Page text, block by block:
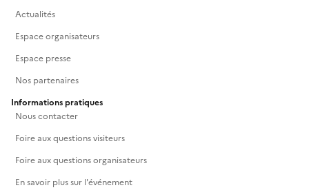
Actualités
Espace organisateurs
Espace presse
Nos partenaires
Informations pratiques
Nous contacter
Foire aux questions visiteurs
Foire aux questions organisateurs
En savoir plus sur l'événement